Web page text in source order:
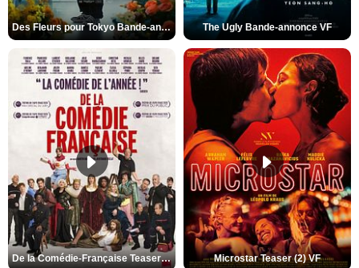
Des Fleurs pour Tokyo Bande-annonce VO STFR The Ugly Bande-annonce VF
De la Comédie-Française Teaser (3) VF Microstar Teaser (2) VF